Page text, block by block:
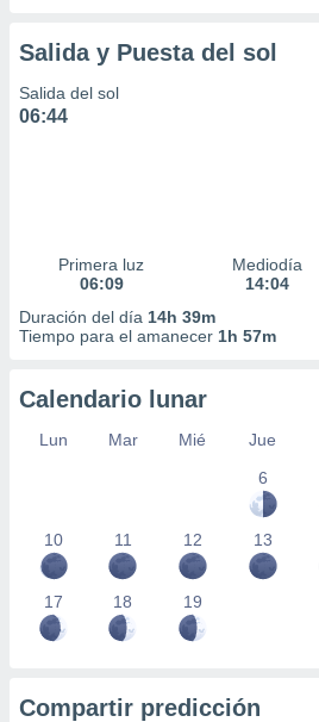
Salida y Puesta del sol
Salida del sol
06:44
Primera luz
06:09
Mediodía
14:04
Duración del día 14h 39m
Tiempo para el amanecer 1h 57m
Calendario lunar
Lun Mar Mié Jue
6
10 11 12 13
17 18 19
Compartir predicción